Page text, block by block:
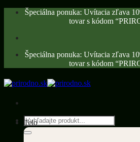
Skip
Špeciálna ponuka: Uvítacia zľava
tovar s kódom
Špeciálna ponuka: Uvítacia zľava
tovar s kódom
Hľadať:
Telo